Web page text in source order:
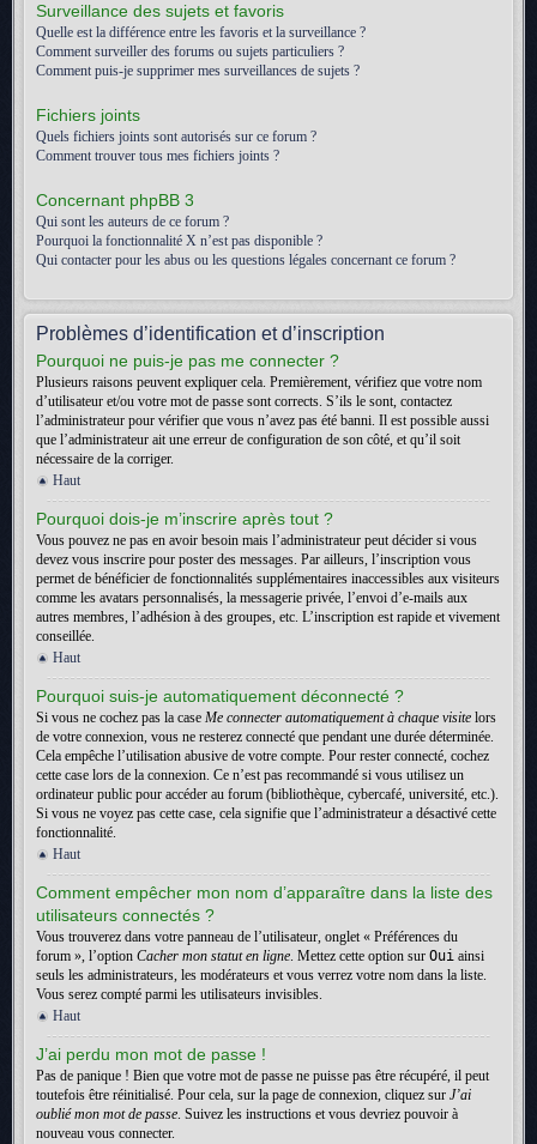
Surveillance des sujets et favoris
Quelle est la différence entre les favoris et la surveillance ?
Comment surveiller des forums ou sujets particuliers ?
Comment puis-je supprimer mes surveillances de sujets ?
Fichiers joints
Quels fichiers joints sont autorisés sur ce forum ?
Comment trouver tous mes fichiers joints ?
Concernant phpBB 3
Qui sont les auteurs de ce forum ?
Pourquoi la fonctionnalité X n’est pas disponible ?
Qui contacter pour les abus ou les questions légales concernant ce forum ?
Problèmes d’identification et d’inscription
Pourquoi ne puis-je pas me connecter ?
Plusieurs raisons peuvent expliquer cela. Premièrement, vérifiez que votre nom
d’utilisateur et/ou votre mot de passe sont corrects. S’ils le sont, contactez
l’administrateur pour vérifier que vous n’avez pas été banni. Il est possible aussi
que l’administrateur ait une erreur de configuration de son côté, et qu’il soit
nécessaire de la corriger.
Haut
Pourquoi dois-je m’inscrire après tout ?
Vous pouvez ne pas en avoir besoin mais l’administrateur peut décider si vous
devez vous inscrire pour poster des messages. Par ailleurs, l’inscription vous
permet de bénéficier de fonctionnalités supplémentaires inaccessibles aux visiteurs
comme les avatars personnalisés, la messagerie privée, l’envoi d’e-mails aux
autres membres, l’adhésion à des groupes, etc. L’inscription est rapide et vivement
conseillée.
Haut
Pourquoi suis-je automatiquement déconnecté ?
Si vous ne cochez pas la case Me connecter automatiquement à chaque visite lors
de votre connexion, vous ne resterez connecté que pendant une durée déterminée.
Cela empêche l’utilisation abusive de votre compte. Pour rester connecté, cochez
cette case lors de la connexion. Ce n’est pas recommandé si vous utilisez un
ordinateur public pour accéder au forum (bibliothèque, cybercafé, université, etc.).
Si vous ne voyez pas cette case, cela signifie que l’administrateur a désactivé cette
fonctionnalité.
Haut
Comment empêcher mon nom d’apparaître dans la liste des
utilisateurs connectés ?
Vous trouverez dans votre panneau de l’utilisateur, onglet « Préférences du
forum », l’option Cacher mon statut en ligne. Mettez cette option sur Oui ainsi
seuls les administrateurs, les modérateurs et vous verrez votre nom dans la liste.
Vous serez compté parmi les utilisateurs invisibles.
Haut
J’ai perdu mon mot de passe !
Pas de panique ! Bien que votre mot de passe ne puisse pas être récupéré, il peut
toutefois être réinitialisé. Pour cela, sur la page de connexion, cliquez sur J’ai
oublié mon mot de passe. Suivez les instructions et vous devriez pouvoir à
nouveau vous connecter.